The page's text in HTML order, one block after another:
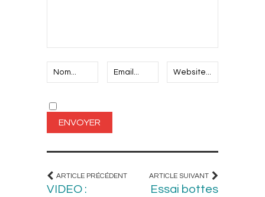
ARTICLE PRÉCÉDENT
VIDEO :
ARTICLE SUIVANT
Essai bottes